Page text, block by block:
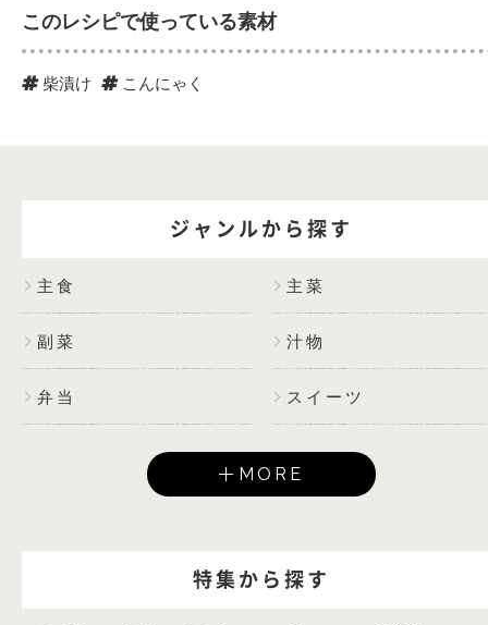
このレシピで使っている素材
柴漬け こんにゃく
ジャンルから探す
主食 主菜
副菜 汁物
弁当 スイーツ
MORE
特集から探す